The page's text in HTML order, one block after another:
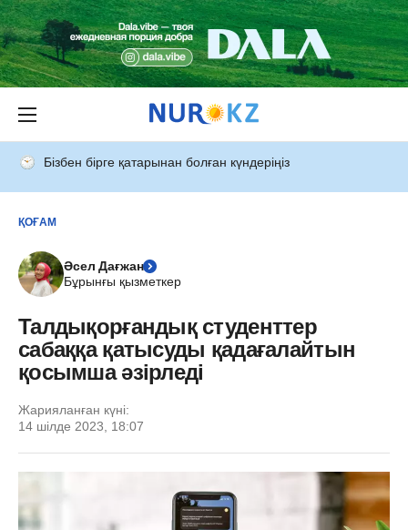
Бізбен бірге қатарынан болған күндеріңіз
ҚОҒАМ
Әсел Дағжан
Бұрынғы қызметкер
Талдықорғандық студенттер
сабаққа қатысуды қадағалайтын
қосымша әзірледі
Жарияланған күні:
14 шілде 2023, 18:07